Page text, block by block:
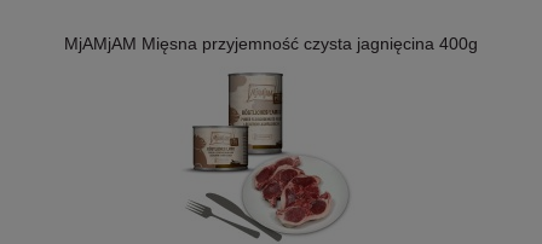
MjAMjAM Mięsna przyjemność czysta jagnięcina 400g